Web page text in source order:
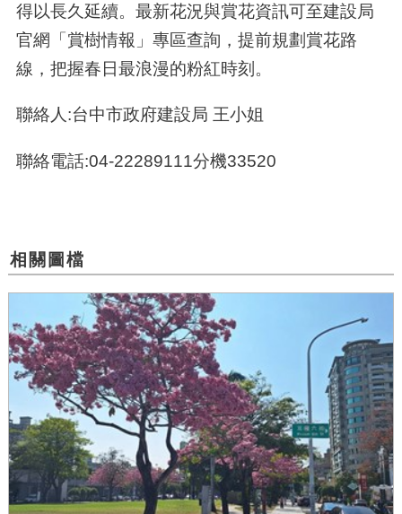
得以長久延續。最新花況與賞花資訊可至建設局
官網「賞樹情報」專區查詢，提前規劃賞花路
線，把握春日最浪漫的粉紅時刻。
聯絡人:台中市政府建設局 王小姐
聯絡電話:04-22289111分機33520
相關圖檔